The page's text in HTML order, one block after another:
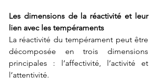
Les dimensions de la réactivité et leur
lien avec les tempéraments
La réactivité du tempérament peut être
décomposée en trois dimensions
principales : l’affectivité, l’activité et
l’attentivité.